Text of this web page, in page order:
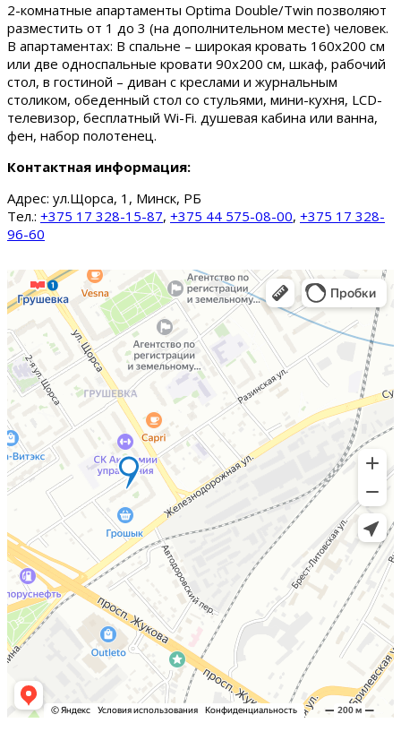
2-комнатные апартаменты Optima Double/Twin позволяют
разместить от 1 до 3 (на дополнительном месте) человек.
В апартаментах: В спальне – широкая кровать 160х200 см
или две односпальные кровати 90х200 см, шкаф, рабочий
стол, в гостиной – диван с креслами и журнальным
столиком, обеденный стол со стульями, мини-кухня, LCD-
телевизор, бесплатный Wi-Fi. душевая кабина или ванна,
фен, набор полотенец.
Контактная информация:
Адрес: ул.Щорса, 1, Минск, РБ
Тел.: +375 17 328-15-87, +375 44 575-08-00, +375 17 328-
96-60